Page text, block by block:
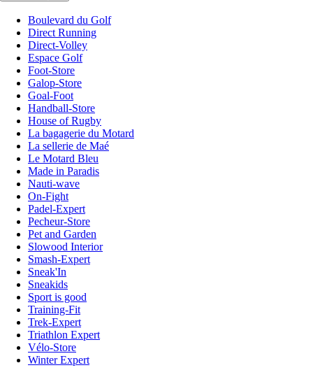
Boulevard du Golf
Direct Running
Direct-Volley
Espace Golf
Foot-Store
Galop-Store
Goal-Foot
Handball-Store
House of Rugby
La bagagerie du Motard
La sellerie de Maé
Le Motard Bleu
Made in Paradis
Nauti-wave
On-Fight
Padel-Expert
Pecheur-Store
Pet and Garden
Slowood Interior
Smash-Expert
Sneak'In
Sneakids
Sport is good
Training-Fit
Trek-Expert
Triathlon Expert
Vélo-Store
Winter Expert